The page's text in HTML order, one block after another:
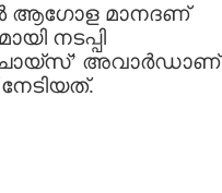
ആഗോള മാനദണ്
നടപ്പി
ചോയ്സ്’ അവാർഡാണ്